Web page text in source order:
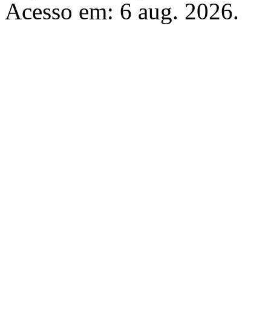
Acesso em: 6 aug. 2026.